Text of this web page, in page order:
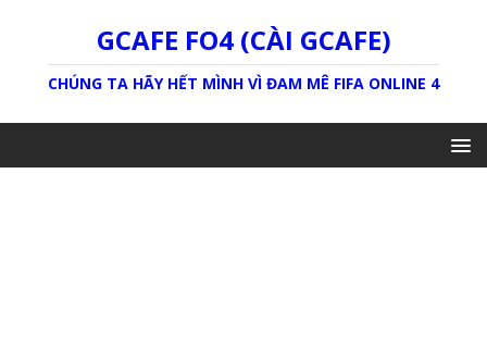
GCAFE FO4 (CÀI GCAFE)
CHÚNG TA HÃY HẾT MÌNH VÌ ĐAM MÊ FIFA ONLINE 4